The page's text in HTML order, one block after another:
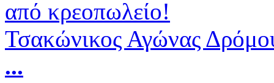
Τσακώνικος Αγώνας
...